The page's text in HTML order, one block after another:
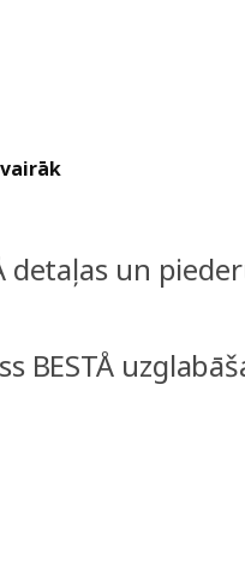
detaļas un
BESTÅ